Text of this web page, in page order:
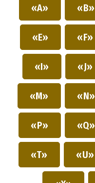
«A» «B»
«E» «F»
«I» «J»
«M» «N»
«P» «Q»
«T» «U»